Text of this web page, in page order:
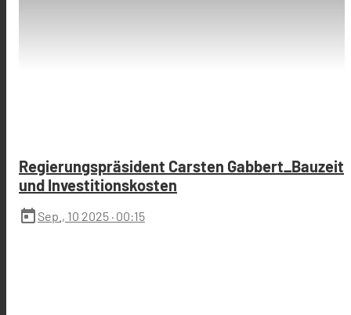
Regierungspräsident Carsten Gabbert_Bauzeit
und Investitionskosten
today Sep., 10 2025 · 00:15